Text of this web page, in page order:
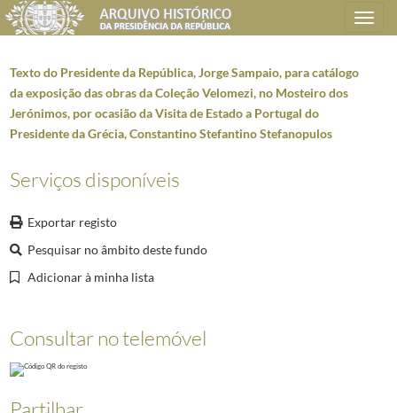
Toggle
navigation
Plano de classificação
GBGabinete do Presidente da República
5967 Mensagens do Presidente da República, Jorge Sampaio, entre 1999 e
000001Texto do Presidente da República, Jorge Sampaio, para o prefácio
(...)
000113Mensagem do Presidente da República, Jorge Sampaio, para
Texto do Presidente da República, Jorge Sampaio, para catálogo
da exposição das obras da Coleção Velomezi, no Mosteiro dos
Jerónimos, por ocasião da Visita de Estado a Portugal do
Presidente da Grécia, Constantino Stefantino Stefanopulos
Serviços disponíveis
Exportar registo
Pesquisar no âmbito deste fundo
Adicionar à minha lista
Consultar no telemóvel